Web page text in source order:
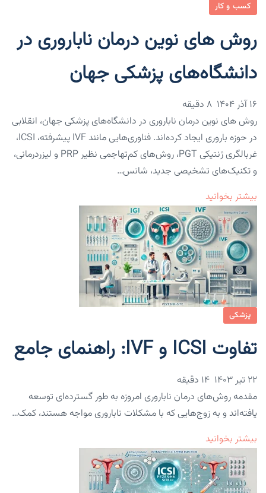
کسب و کار
روش‌ های نوین درمان ناباروری در
دانشگاه‌های پزشکی جهان
۱۶ آذر ۱۴۰۴
روش‌ های نوین درمان ناباروری در دانشگاه‌های پزشکی جهان، انقلابی
در حوزه باروری ایجاد کرده‌اند. فناوری‌هایی مانند IVF پیشرفته، ICSI،
غربالگری ژنتیکی PGT، روش‌های کم‌تهاجمی نظیر PRP و لیزردرمانی،
و تکنیک‌های تشخیصی جدید، شانس…
بیشتر بخوانید
پزشکی
تفاوت ICSI و IVF: راهنمای جامع
۲۲ تیر ۱۴۰۳
مقدمه روش‌های درمان ناباروری امروزه به طور گسترده‌ای توسعه
یافته‌اند و به زوج‌هایی که با مشکلات ناباروری مواجه هستند، کمک…
بیشتر بخوانید